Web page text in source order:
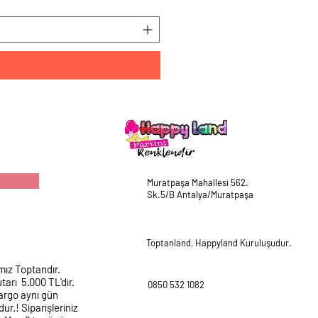
Toptandır.
5.000 TL'dir.
aynı gün
Siparişleriniz
Muratpaşa Mahallesi 562.
Sk.5/B Antalya/Muratpaşa
Toptanland, Happyland Kuruluşudur.
0850 532 1082